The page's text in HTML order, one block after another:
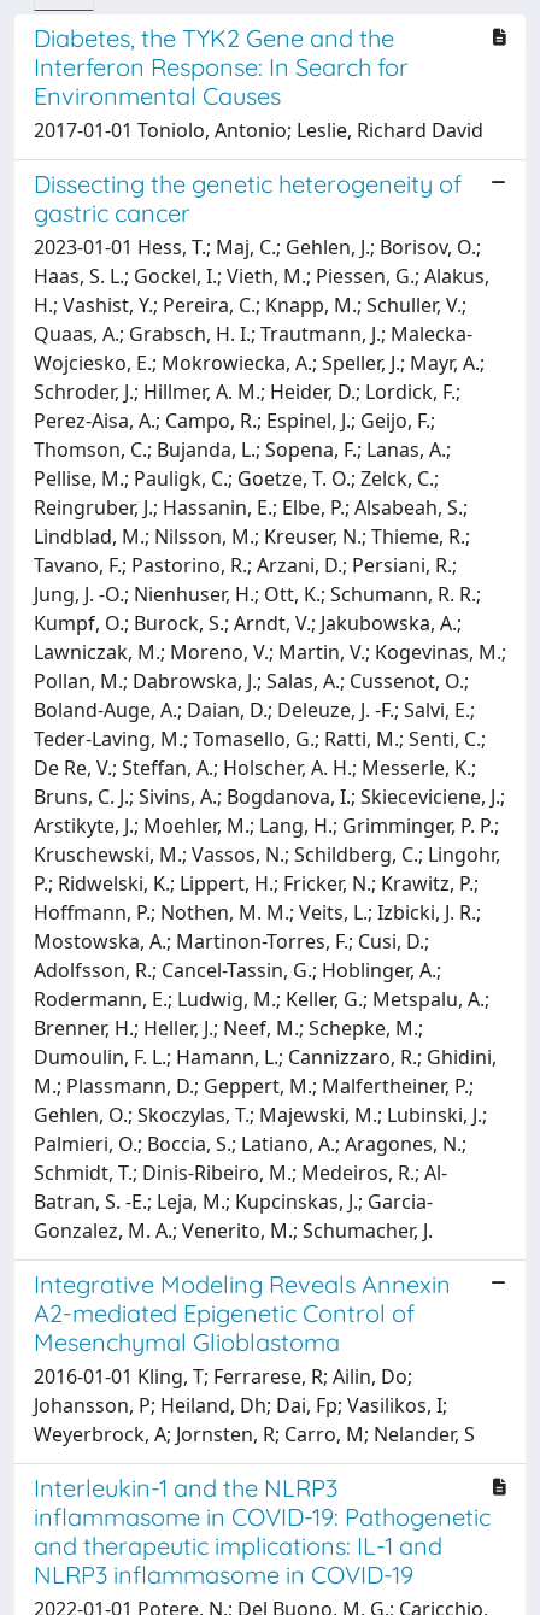
Diabetes, the TYK2 Gene and the
Interferon Response: In Search for
Environmental Causes
2017-01-01 Toniolo, Antonio; Leslie, Richard David
Dissecting the genetic heterogeneity of
gastric cancer
2023-01-01 Hess, T.; Maj, C.; Gehlen, J.; Borisov, O.;
Haas, S. L.; Gockel, I.; Vieth, M.; Piessen, G.; Alakus,
H.; Vashist, Y.; Pereira, C.; Knapp, M.; Schuller, V.;
Quaas, A.; Grabsch, H. I.; Trautmann, J.; Malecka-
Wojciesko, E.; Mokrowiecka, A.; Speller, J.; Mayr, A.;
Schroder, J.; Hillmer, A. M.; Heider, D.; Lordick, F.;
Perez-Aisa, A.; Campo, R.; Espinel, J.; Geijo, F.;
Thomson, C.; Bujanda, L.; Sopena, F.; Lanas, A.;
Pellise, M.; Pauligk, C.; Goetze, T. O.; Zelck, C.;
Reingruber, J.; Hassanin, E.; Elbe, P.; Alsabeah, S.;
Lindblad, M.; Nilsson, M.; Kreuser, N.; Thieme, R.;
Tavano, F.; Pastorino, R.; Arzani, D.; Persiani, R.;
Jung, J. -O.; Nienhuser, H.; Ott, K.; Schumann, R. R.;
Kumpf, O.; Burock, S.; Arndt, V.; Jakubowska, A.;
Lawniczak, M.; Moreno, V.; Martin, V.; Kogevinas, M.;
Pollan, M.; Dabrowska, J.; Salas, A.; Cussenot, O.;
Boland-Auge, A.; Daian, D.; Deleuze, J. -F.; Salvi, E.;
Teder-Laving, M.; Tomasello, G.; Ratti, M.; Senti, C.;
De Re, V.; Steffan, A.; Holscher, A. H.; Messerle, K.;
Bruns, C. J.; Sivins, A.; Bogdanova, I.; Skieceviciene, J.;
Arstikyte, J.; Moehler, M.; Lang, H.; Grimminger, P. P.;
Kruschewski, M.; Vassos, N.; Schildberg, C.; Lingohr,
P.; Ridwelski, K.; Lippert, H.; Fricker, N.; Krawitz, P.;
Hoffmann, P.; Nothen, M. M.; Veits, L.; Izbicki, J. R.;
Mostowska, A.; Martinon-Torres, F.; Cusi, D.;
Adolfsson, R.; Cancel-Tassin, G.; Hoblinger, A.;
Rodermann, E.; Ludwig, M.; Keller, G.; Metspalu, A.;
Brenner, H.; Heller, J.; Neef, M.; Schepke, M.;
Dumoulin, F. L.; Hamann, L.; Cannizzaro, R.; Ghidini,
M.; Plassmann, D.; Geppert, M.; Malfertheiner, P.;
Gehlen, O.; Skoczylas, T.; Majewski, M.; Lubinski, J.;
Palmieri, O.; Boccia, S.; Latiano, A.; Aragones, N.;
Schmidt, T.; Dinis-Ribeiro, M.; Medeiros, R.; Al-
Batran, S. -E.; Leja, M.; Kupcinskas, J.; Garcia-
Gonzalez, M. A.; Venerito, M.; Schumacher, J.
Integrative Modeling Reveals Annexin
A2-mediated Epigenetic Control of
Mesenchymal Glioblastoma
2016-01-01 Kling, T; Ferrarese, R; Ailin, Do;
Johansson, P; Heiland, Dh; Dai, Fp; Vasilikos, I;
Weyerbrock, A; Jornsten, R; Carro, M; Nelander, S
Interleukin-1 and the NLRP3
inflammasome in COVID-19: Pathogenetic
and therapeutic implications: IL-1 and
NLRP3 inflammasome in COVID-19
2022-01-01 Potere, N.; Del Buono, M. G.; Caricchio,